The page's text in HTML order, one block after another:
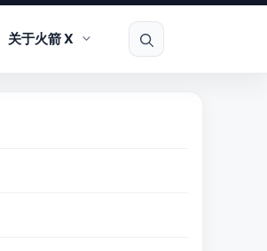
关于火箭 X